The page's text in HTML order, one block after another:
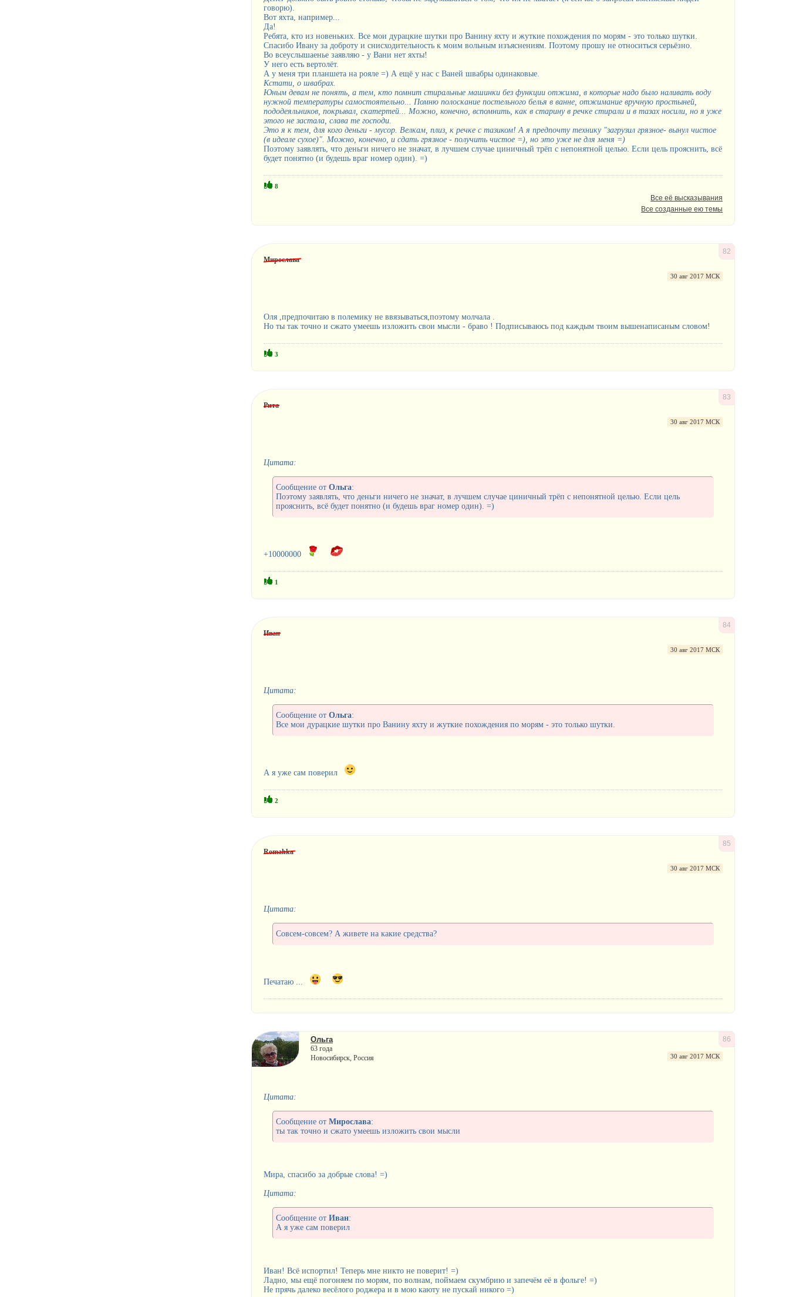
говорю).
Вот яхта, например...
Да!
Ребята, кто из новеньких. Все мои дурацкие шутки про Ванину яхту и жуткие похождения по морям - это только шутки.
Спасибо Ивану за доброту и снисходительность к моим вольным изъяснениям. Поэтому прошу не относиться серьёзно.
Во всеуслышаенье заявляю - у Вани нет яхты!
У него есть вертолёт.
А у меня три планшета на рояле =) А ещё у нас с Ваней швабры одинаковые.
Кстати, о швабрах.
Юным девам не понять, а тем, кто помнит стиральные машинки без функции отжима, в которые надо было наливать воду
нужной температуры самостоятельно... Помню полоскание постельного белья в ванне, отжимание вручную простыней,
пододеяльников, покрывал, скатертей... Можно, конечно, вспомнить, как в старину в речке стирали и в тазах носили, но я уже
этого не застала, слава те господи.
Это я к тем, для кого деньги - мусор. Велкам, плиз, к речке с тазиком! А я предпочту технику "загрузил грязное- вынул чистое
(в идеале сухое)". Можно, конечно, и сдать грязное - получить чистое =), но это уже не для меня =)
Поэтому заявлять, что деньги ничего не значат, в лучшем случае циничный трёп с непонятной целью. Если цель прояснить, всё
будет понятно (и будешь враг номер один). =)
8
Все её высказывания
Все созданные ею темы
82
Мирослава
30 авг 2017 МСК
Оля ,предпочитаю в полемику не ввязываться,поэтому молчала .
Но ты так точно и сжато умеешь изложить свои мысли - браво ! Подписываюсь под каждым твоим вышенаписаным словом!
3
83
Рита
30 авг 2017 МСК
Цитата:
Сообщение от Ольга:
Поэтому заявлять, что деньги ничего не значат, в лучшем случае циничный трёп с непонятной целью. Если цель
прояснить, всё будет понятно (и будешь враг номер один). =)
+10000000
1
84
Иван
30 авг 2017 МСК
Цитата:
Сообщение от Ольга:
Все мои дурацкие шутки про Ванину яхту и жуткие похождения по морям - это только шутки.
А я уже сам поверил
2
85
Romahka
30 авг 2017 МСК
Цитата:
Совсем-совсем? А живете на какие средства?
Печатаю ...
86
Ольга
63 года
Новосибирск, Россия
30 авг 2017 МСК
Цитата:
Сообщение от Мирослава:
ты так точно и сжато умеешь изложить свои мысли
Мира, спасибо за добрые слова! =)
Цитата:
Сообщение от Иван:
А я уже сам поверил
Иван! Всё испортил! Теперь мне никто не поверит! =)
Ладно, мы ещё погоняем по морям, по волнам, поймаем скумбрию и запечём её в фольге! =)
Не прячь далеко весёлого роджера и в мою каюту не пускай никого =)